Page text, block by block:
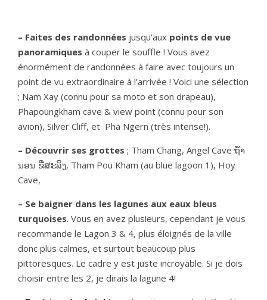
– Faites des randonnées jusqu’aux points de vue
panoramiques à couper le souffle ! Vous avez
énormément de randonnées à faire avec toujours un
point de vu extraordinaire à l’arrivée ! Voici une sélection
; Nam Xay (connu pour sa moto et son drapeau),
Phapoungkham cave & view point (connu pour son
avion), Silver Cliff, et Pha Ngern (très intense!).
– Découvrir ses grottes ; Tham Chang, Angel Cave ຖ້ຳ
ນອນ ຂີ່ສະລິງ, Tham Pou Kham (au blue lagoon 1), Hoy
Cave,
– Se baigner dans les lagunes aux eaux bleus
turquoises. Vous en avez plusieurs, cependant je vous
recommande le Lagon 3 & 4, plus éloignés de la ville
donc plus calmes, et surtout beaucoup plus
pittoresques. Le cadre y est juste incroyable. Si je dois
choisir entre les 2, je dirais la lagune 4!